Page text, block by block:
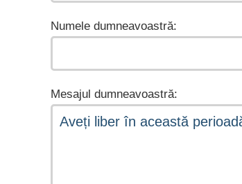
Numele dumneavoastră:
Mesajul dumneavoastră: